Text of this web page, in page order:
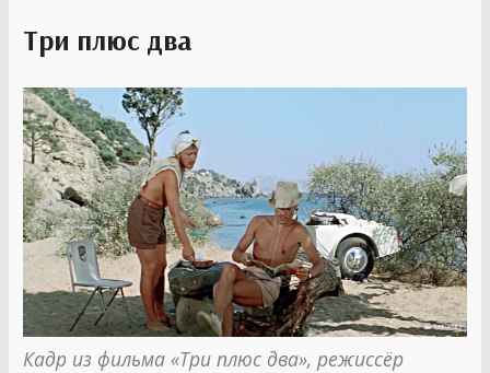
Три плюс два
Кадр из фильма «Три плюс два», режиссёр